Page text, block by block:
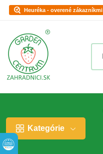
Heuréka - overené zákazníkmi
Kategórie